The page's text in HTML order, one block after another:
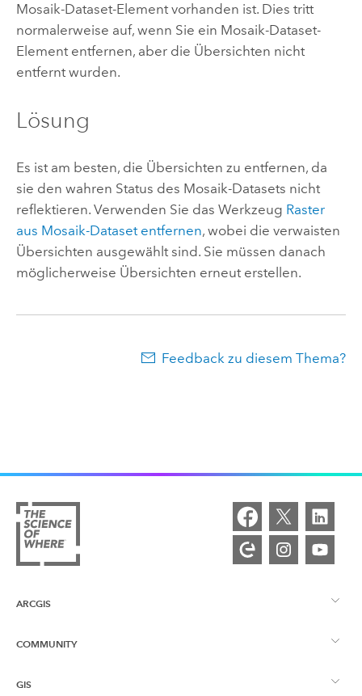
Mosaik-Dataset-Element vorhanden ist. Dies tritt
normalerweise auf, wenn Sie ein Mosaik-Dataset-
Element entfernen, aber die Übersichten nicht
entfernt wurden.
Lösung
Es ist am besten, die Übersichten zu entfernen, da
sie den wahren Status des Mosaik-Datasets nicht
reflektieren. Verwenden Sie das Werkzeug Raster
aus Mosaik-Dataset entfernen, wobei die verwaisten
Übersichten ausgewählt sind. Sie müssen danach
möglicherweise Übersichten erneut erstellen.
Feedback zu diesem Thema?
ARCGIS
ArcGIS – Überblick
Kartenerstellung
COMMUNITY
Esri Community
GIS